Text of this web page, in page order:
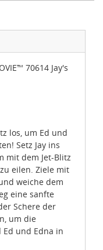
70614 Jay's
los, um Ed und
Setz Jay ins
mit dem Jet-Blitz
eilen. Ziele mit
weiche dem
eine sanfte
Schere der
um die
und Edna in